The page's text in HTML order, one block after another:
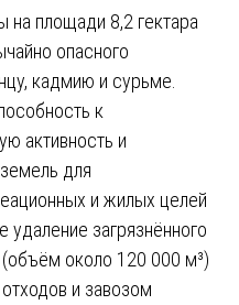
на площади 8,2 гектара
опасного
кадмию и сурьме.
к
активность и
для
и жилых целей
загрязнённого
(объём около 120 000 м³)
и завозом